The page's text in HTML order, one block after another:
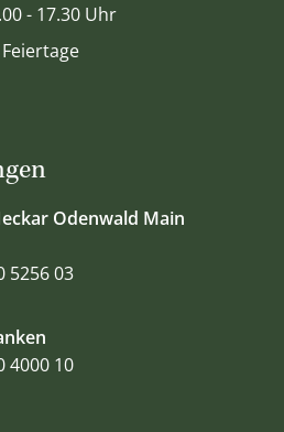
Odenwald Main
5256 03
4000 10
- 17.30 Uhr